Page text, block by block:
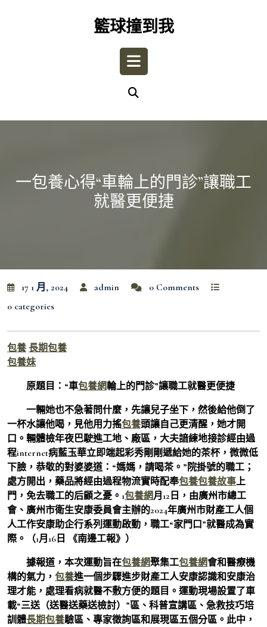
籃球撞到我
Open
一包養心得“車輪上的門診”讓職工
就醫更便捷
17 1 月, 2024 admin
0 Comments
0 categories
包養 長期包養
包養妹
原題目：“車包養網輪上的門診”讓職工就醫更便捷
一輛她也不急著問什麼，先讓兒子坐下，然後給他倒了
一杯水讓他喝，見他用力搖包養頭讓自己更清醒，她才開
口。輛體檢年夜巴駛進工地、廠區，大夫諳練地接診經由過
程internet病藍玉華立即端起彩秀剛剛遞給她的茶杯，微微低
下臉，恭敬的對婆婆道：“媽媽，請喝茶。”院掛號的職工；
處方開出，藥品將經由過程物流實時配奉包養包養故事上
門，免去職工的后顧之憂。1包養網月12日，由廣州市總工
會、廣州市衛生安康委員會主辦的2024年廣州市財產工人個
人工作安康助企行系列運動啟動，職工“家門口”就醫成為實
際。（1月16日 《南邊工報》）
據報道，本次運動旨在包養網聚集工包養網會和醫療機
構的氣力， 包養進一個步驟進步財產工人安康認識和安康治
理才能，處理看病就醫不敷方便的題目。運動現場設置了車
載“三送（送醫送藥送檢討）”區、科普宣講區、急救技巧培
訓體長期包養驗區、專家徵詢區和展現區五個分區。此中，